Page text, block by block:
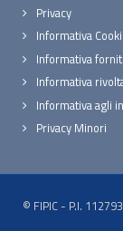
Privacy
Informativa
Informativa
Informativa
Informativa agli
Privacy Minori
© FIPIC - P.I.